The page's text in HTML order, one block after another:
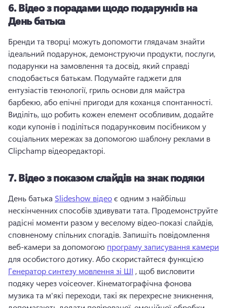
6.Відео з порадами щодо подарунків на
День батька
Бренди та творці можуть допомогти глядачам знайти
ідеальний подарунок, демонструючи продукти, послуги,
подарунки на замовлення та досвід, який справді
сподобається батькам. Подумайте гаджети для
ентузіастів технології, гриль основи для майстра
Виділіть, що робить кожен елемент особливим, додайте
коди купонів і поділіться подарунковим посібником у
соціальних мережах за допомогою шаблону реклами в
Clipchamp відеоредакторі.
7.Відео з показом слайдів на знак подяки
День батька Slideshow відео є одним з найбільш
нескінченних способів здивувати тата. Продемонструйте
радісні моменти разом у веселому відео-показі слайдів,
сповненому спільних спогадів. Запишіть повідомлення
веб-камери за допомогою програму записування камери
для особистого дотику. Або скористайтеся функцією
Генератор синтезу мовлення зі ШІ , щоб висловити
подяку через voiceover. Кінематографічна фонова
музика та м'які переходи, такі як перехресне зникнення,